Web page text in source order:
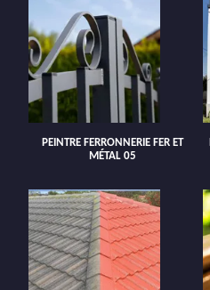
PEINTRE FERRONNERIE FER ET
MÉTAL 05